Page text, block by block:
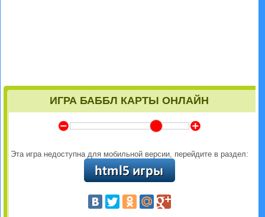
ИГРА БАББЛ КАРТЫ ОНЛАЙН
Y Z
Эта игра недоступна для мобильной версии, перейдите в раздел: